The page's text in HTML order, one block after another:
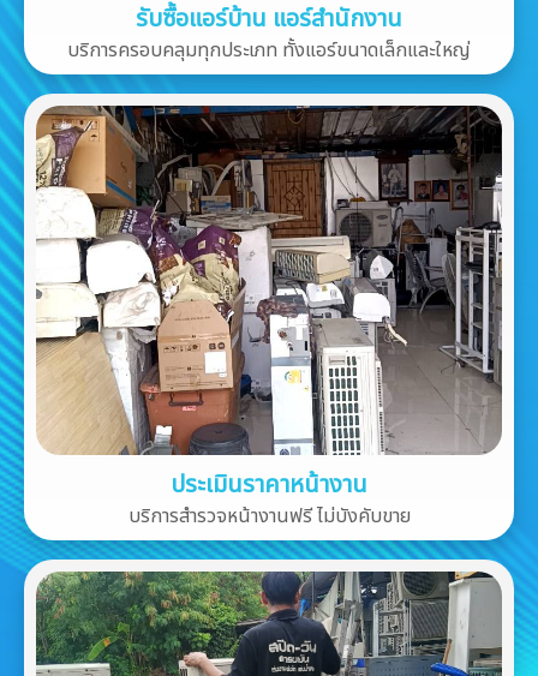
รับซื้อแอร์บ้าน แอร์สำนักงาน
บริการครอบคลุมทุกประเภท ทั้งแอร์ขนาดเล็กและใหญ่
ประเมินราคาหน้างาน
บริการสำรวจหน้างานฟรี ไม่บังคับขาย